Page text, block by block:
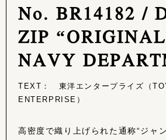
No. BR14182 /
ZIP
NAVY
TEXT： 東洋エンタープライズ（
ENTERPRISE）
高密度で織り上げられた通称“ジャ